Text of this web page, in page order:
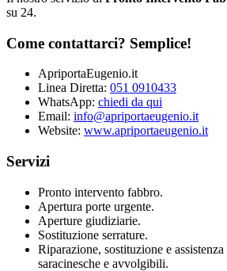
su 24.
Come contattarci? Semplice!
ApriportaEugenio.it
Linea Diretta: 051 0910433
WhatsApp: chiedi da qui
Email: info@apriportaeugenio.it
Website: www.apriportaeugenio.it
Servizi
Pronto intervento fabbro.
Apertura porte urgente.
Aperture giudiziarie.
Sostituzione serrature.
Riparazione, sostituzione e assistenza
saracinesche e avvolgibili.